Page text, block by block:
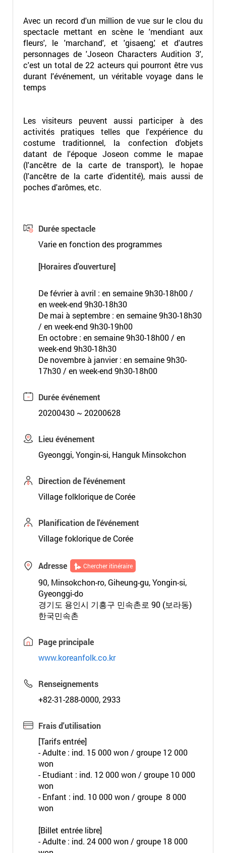
Avec un record d'un million de vue sur le clou du
spectacle mettant en scène le 'mendiant aux
fleurs', le 'marchand', et 'gisaeng,' et d'autres
personnages de 'Joseon Characters Audition 3',
c'est un total de 22 acteurs qui pourront être vus
durant l'événement, un véritable voyage dans le
temps
Les visiteurs peuvent aussi participer à des
activités pratiques telles que l'expérience du
costume traditionnel, la confection d'objets
datant de l'époque Joseon comme le mapae
(l'ancêtre de la carte de transport), le hopae
(l'ancêtre de la carte d'identité), mais aussi de
poches d'arômes, etc.
Durée spectacle
Varie en fonction des programmes
[Horaires d'ouverture]
De février à avril : en semaine 9h30-18h00 /
en week-end 9h30-18h30
De mai à septembre : en semaine 9h30-18h30
/ en week-end 9h30-19h00
En octobre : en semaine 9h30-18h00 / en
week-end 9h30-18h30
De novembre à janvier : en semaine 9h30-
17h30 / en week-end 9h30-18h00
Durée événement
20200430 ~ 20200628
Lieu événement
Gyeonggi, Yongin-si, Hanguk Minsokchon
Direction de l'événement
Village folklorique de Corée
Planification de l'événement
Village foklorique de Corée
Adresse Chercher itinéraire
90, Minsokchon-ro, Giheung-gu, Yongin-si,
Gyeonggi-do
경기도 용인시 기흥구 민속촌로 90 (보라동)
한국민속촌
Page principale
www.koreanfolk.co.kr
Renseignements
+82-31-288-0000, 2933
Frais d'utilisation
[Tarifs entrée]
- Adulte : ind. 15 000 won / groupe 12 000
won
- Etudiant : ind. 12 000 won / groupe 10 000
won
- Enfant : ind. 10 000 won / groupe 8 000
won
[Billet entrée libre]
- Adulte : ind. 24 000 won / groupe 18 000